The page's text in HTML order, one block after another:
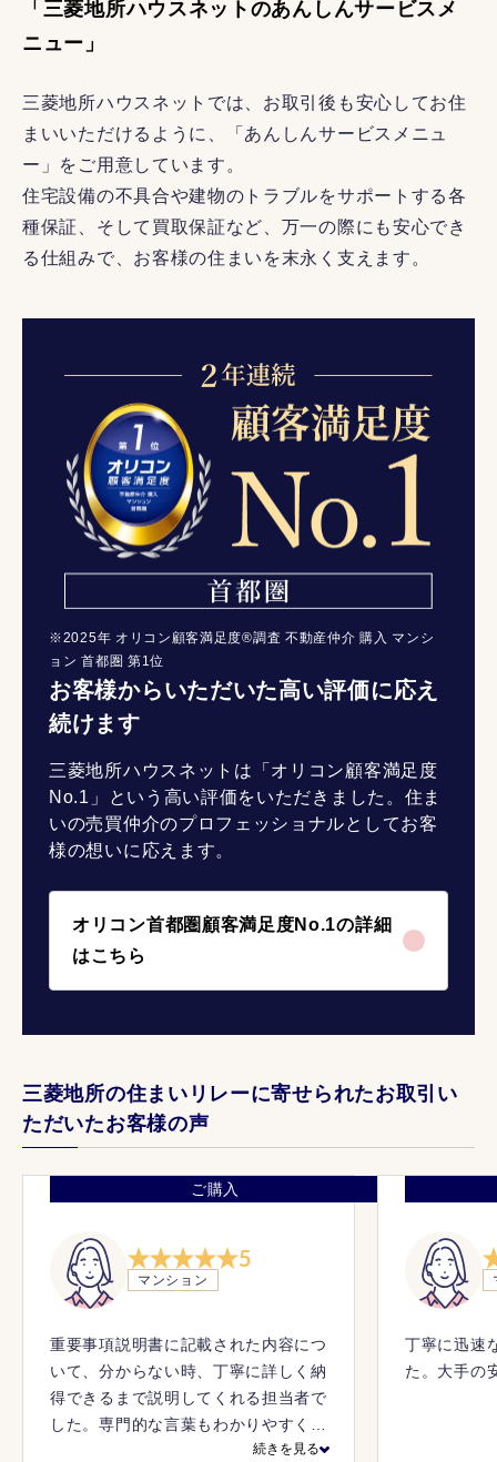
「三菱地所ハウスネットのあんしんサービスメ
ニュー」
三菱地所ハウスネットでは、お取引後も安心してお住
まいいただけるように、「あんしんサービスメニュ
ー」をご用意しています。
住宅設備の不具合や建物のトラブルをサポートする各
種保証、そして買取保証など、万一の際にも安心でき
る仕組みで、お客様の住まいを末永く支えます。
お客様からいただいた高い評価に応え
続けます
三菱地所ハウスネットは「オリコン顧客満足度
No.1」という高い評価をいただきました。住ま
いの売買仲介のプロフェッショナルとしてお客
様の想いに応えます。
オリコン首都圏顧客満足度No.1の詳細
はこちら
※2025年 オリコン顧客満足度®調査 不動産仲介 購入 マンシ
ョン 首都圏 第1位
三菱地所の住まいリレーに寄せられたお取引い
ただいたお客様の声
ご購入
5
マンション
重要事項説明書に記載された内容につ
いて、分からない時、丁寧に詳しく納
得できるまで説明してくれる担当者で
した。専門的な言葉もわかりやすく説
明してくれました。当初のメールでの
続きを見る
丁寧に迅速
た。大手の